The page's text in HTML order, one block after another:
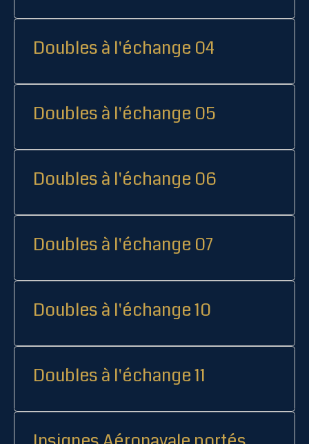
Doubles à l'échange 04
Doubles à l'échange 05
Doubles à l'échange 06
Doubles à l'échange 07
Doubles à l'échange 10
Doubles à l'échange 11